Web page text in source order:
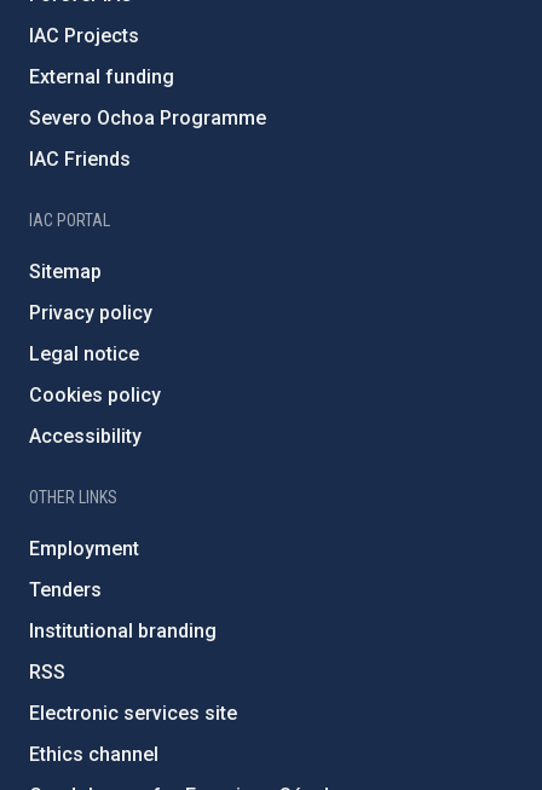
IAC Projects
External funding
Severo Ochoa Programme
IAC Friends
IAC PORTAL
Sitemap
Privacy policy
Legal notice
Cookies policy
Accessibility
OTHER LINKS
Employment
Tenders
Institutional branding
RSS
Electronic services site
Ethics channel